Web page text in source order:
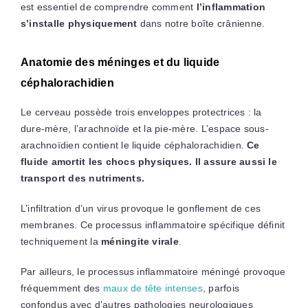
est essentiel de comprendre comment l’inflammation
s’installe physiquement dans notre boîte crânienne.
Anatomie des méninges et du liquide
céphalorachidien
Le cerveau possède trois enveloppes protectrices : la
dure-mère, l’arachnoïde et la pie-mère. L’espace sous-
arachnoïdien contient le liquide céphalorachidien.Ce
fluide amortit les chocs physiques. Il assure aussi le
transport des nutriments.
L’infiltration d’un virus provoque le gonflement de ces
membranes. Ce processus inflammatoire spécifique définit
techniquement la méningite virale.
Par ailleurs, le processus inflammatoire méningé provoque
fréquemment des maux de tête intenses, parfois
confondus avec d’autres pathologies neurologiques